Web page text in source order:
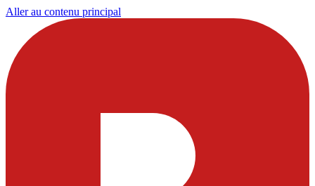
Aller au contenu principal